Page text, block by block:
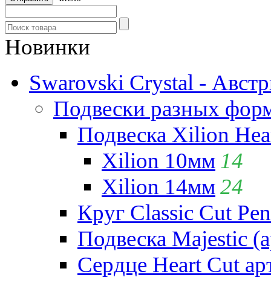
Новинки
Swarovski Crystal -
Подвески разных
Подвеска Xilion
Xilion 10мм 14
Xilion 14мм24
Круг Classic Cut
Подвеска Majestic
Сердце Heart Cut